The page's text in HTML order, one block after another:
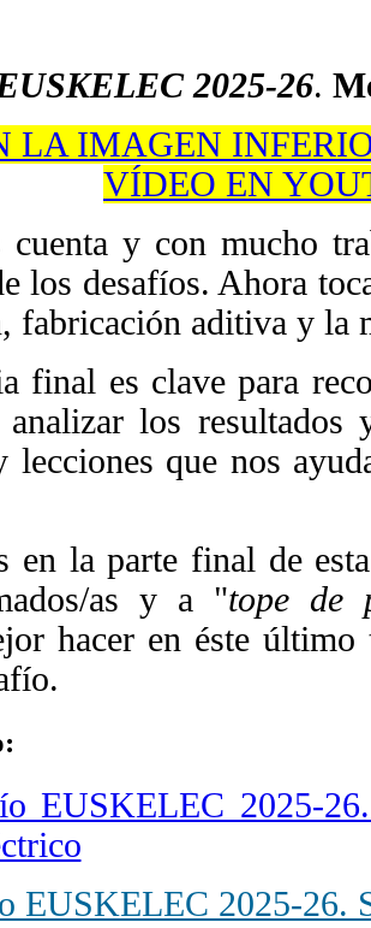
2025-26.
LA IMAGEN
VÍDEO EN
cuenta y con mucho
los desafíos. Ahora
fabricación aditiva y la
final es clave para
analizar los resultados
lecciones que nos
en la parte final de
as y a "tope de
hacer en éste
EUSKELEC 2025-
EUSKELEC 2025-26.